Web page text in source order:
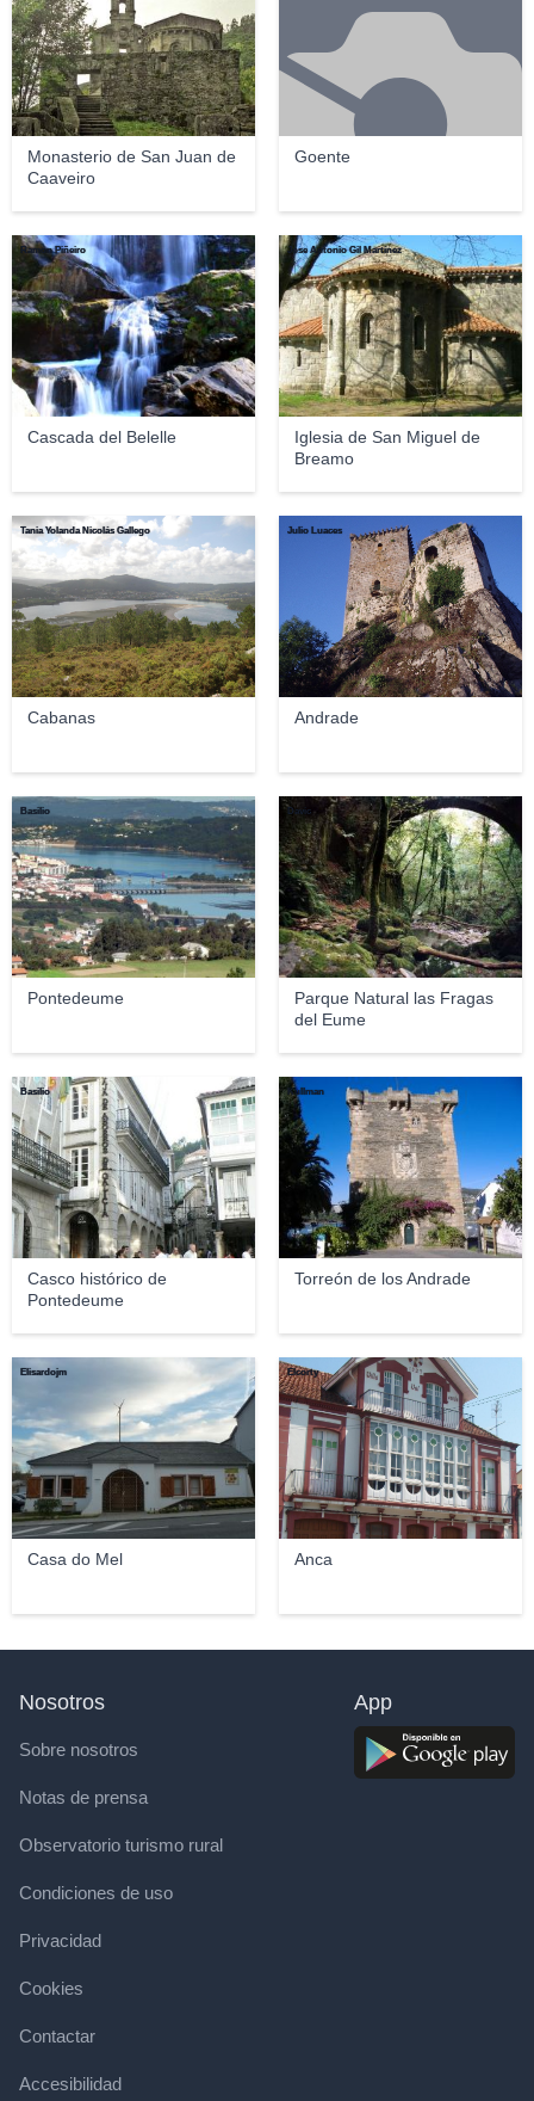
Monasterio de San Juan de
Caaveiro
Goente
Cascada del Belelle
Ramon Piñeiro
Iglesia de San Miguel de
Breamo
Jose Antonio Gil Martínez
Cabanas
Tania Yolanda Nicolás Gallego
Andrade
Julio Luaces
Pontedeume
Basilio
Parque Natural las Fragas
del Eume
Davic
Casco histórico de
Pontedeume
Basilio
Torreón de los Andrade
Kullman
Casa do Mel
Elisardojm
Anca
Elcorty
Nosotros
Sobre nosotros
Notas de prensa
Observatorio turismo rural
Condiciones de uso
Privacidad
Cookies
Contactar
Accesibilidad
App